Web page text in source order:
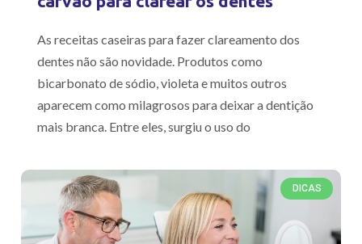
As receitas caseiras para fazer clareamento dos
dentes não são novidade. Produtos como
bicarbonato de sódio, violeta e muitos outros
aparecem como milagrosos para deixar a dentição
mais branca. Entre eles, surgiu o uso do
DICAS